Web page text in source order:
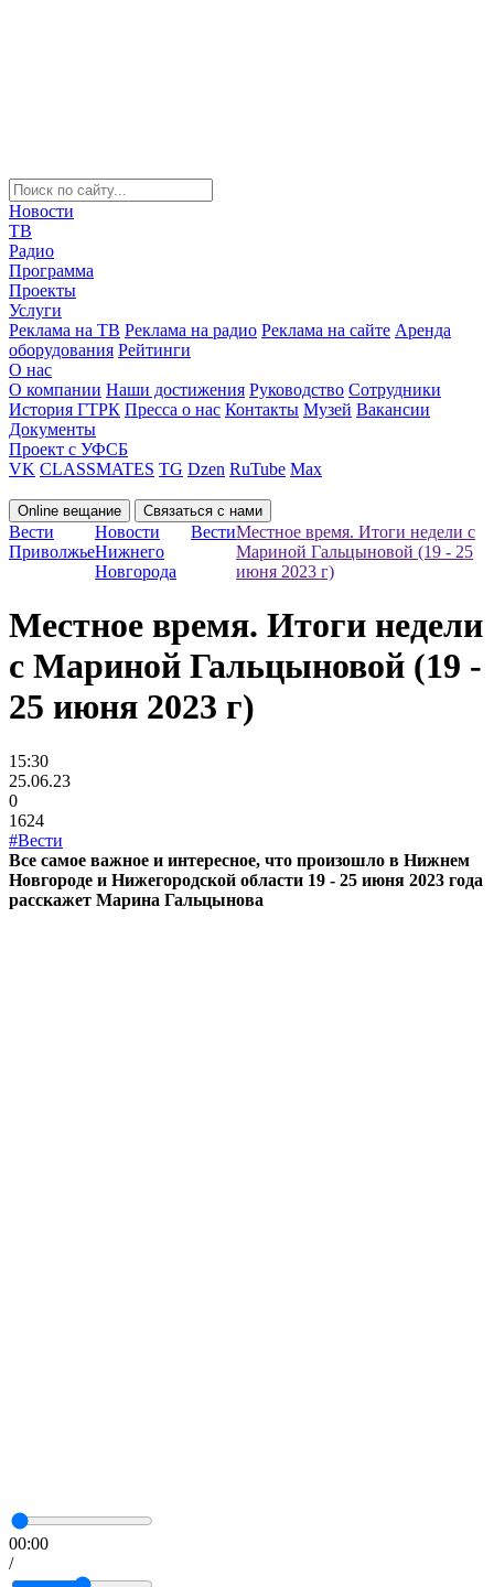
Новости
ТВ
Радио
Программа
Проекты
Услуги
Реклама на ТВ Реклама на радио Реклама на сайте Аренда
оборудования Рейтинги
О нас
О компании Наши достижения Руководство Сотрудники
История ГТРК Пресса о нас Контакты Музей Вакансии
Документы
Проект с УФСБ
VK CLASSMATES TG Dzen RuTube Max
Online вещание Связаться с нами
Вести
Приволжье
Новости
Нижнего
Новгорода
ВестиМестное время. Итоги недели с
Мариной Гальцыновой (19 - 25
июня 2023 г)
Местное время. Итоги недели
с Мариной Гальцыновой (19 -
25 июня 2023 г)
15:30
25.06.23
0
1624
#Вести
Все самое важное и интересное, что произошло в Нижнем
Новгороде и Нижегородской области 19 - 25 июня 2023 года
расскажет Марина Гальцынова
00:00
/